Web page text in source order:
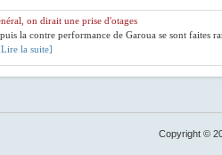
on dirait une prise d'otages
la contre performance de Garoua se sont faites
la suite]
Copyright ©